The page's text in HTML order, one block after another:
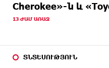
Cherokee»-ն և
13 ԺԱՄ ԱՌԱՋ
ՏՆՏԵՍՈՒԹՅՈՒՆ